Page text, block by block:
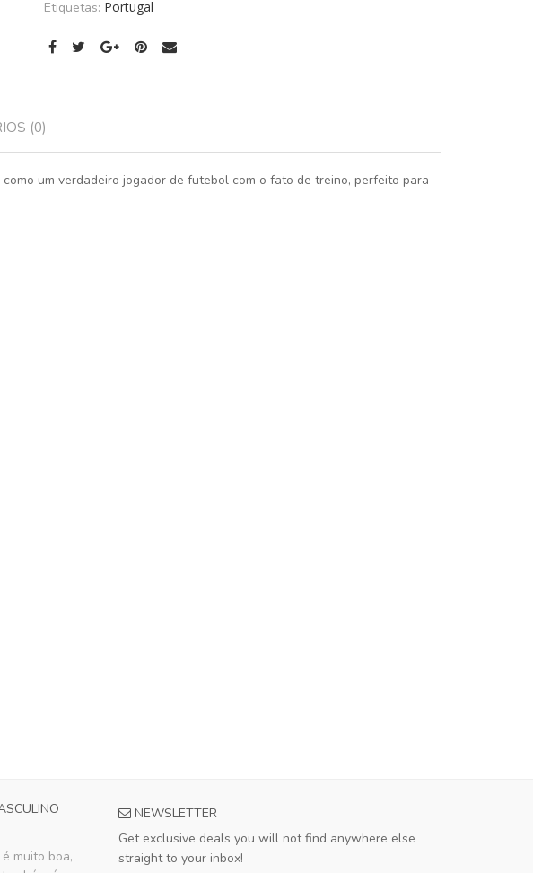
Etiquetas: Portugal
(0)
um verdadeiro jogador de futebol com o fato de treino, perfeito para
muito boa,
NEWSLETTER
Get exclusive deals you will not find anywhere else
straight to your inbox!